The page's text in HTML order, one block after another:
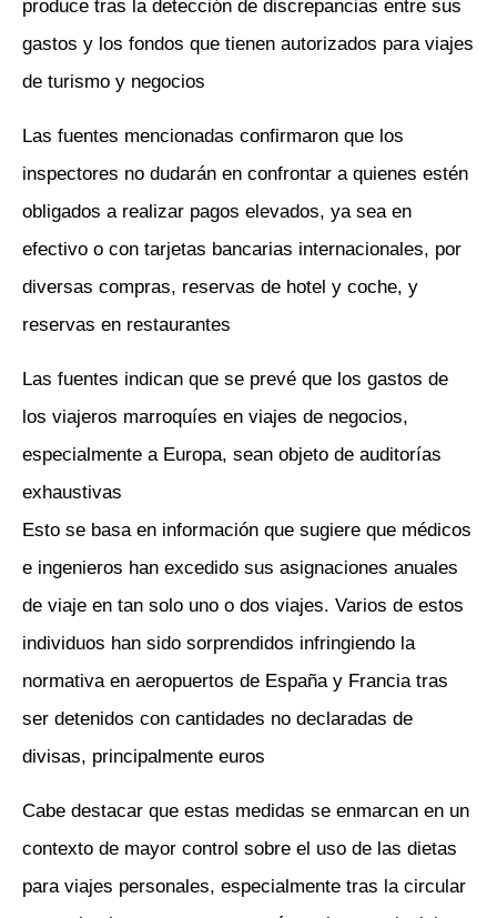
produce tras la detección de discrepancias entre sus
gastos y los fondos que tienen autorizados para viajes
de turismo y negocios
Las fuentes mencionadas confirmaron que los
inspectores no dudarán en confrontar a quienes estén
obligados a realizar pagos elevados, ya sea en
efectivo o con tarjetas bancarias internacionales, por
diversas compras, reservas de hotel y coche, y
reservas en restaurantes
Las fuentes indican que se prevé que los gastos de
los viajeros marroquíes en viajes de negocios,
especialmente a Europa, sean objeto de auditorías
exhaustivas
Esto se basa en información que sugiere que médicos
e ingenieros han excedido sus asignaciones anuales
de viaje en tan solo uno o dos viajes. Varios de estos
individuos han sido sorprendidos infringiendo la
normativa en aeropuertos de España y Francia tras
ser detenidos con cantidades no declaradas de
divisas, principalmente euros
Cabe destacar que estas medidas se enmarcan en un
contexto de mayor control sobre el uso de las dietas
para viajes personales, especialmente tras la circular